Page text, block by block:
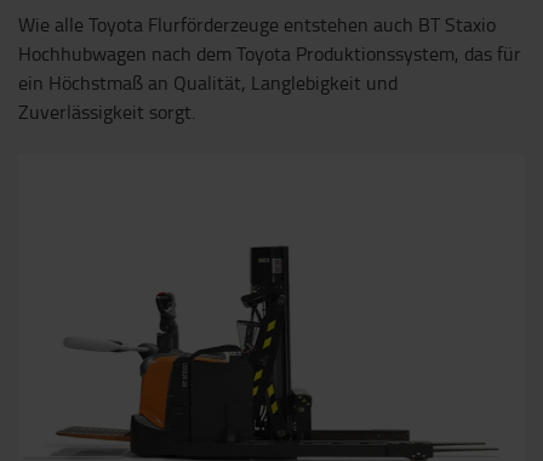
Wie alle Toyota Flurförderzeuge entstehen auch BT Staxio
Hochhubwagen nach dem Toyota Produktionssystem, das für
ein Höchstmaß an Qualität, Langlebigkeit und
Zuverlässigkeit sorgt.